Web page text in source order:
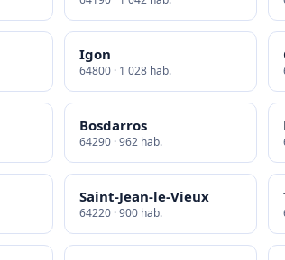
Igon
64800 · 1 028 hab.
Bosdarros
64290 · 962 hab.
Saint-Jean-le-Vieux
64220 · 900 hab.